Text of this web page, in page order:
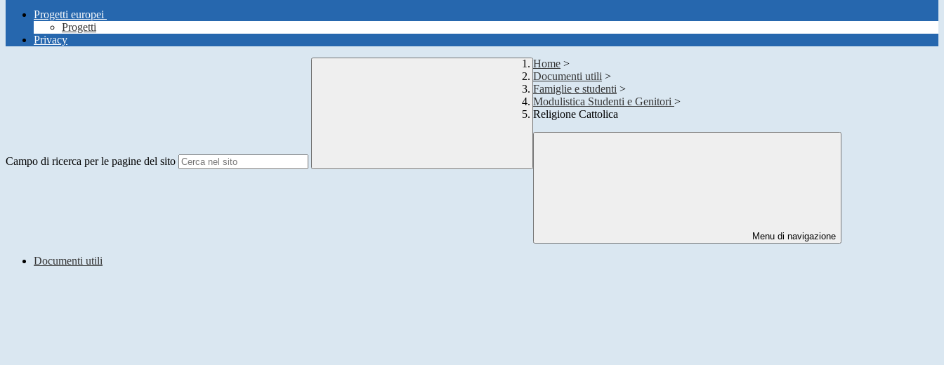
Progetti europei
Progetti
Privacy
Campo di ricerca per le pagine del sito
Home >
Documenti utili >
Famiglie e studenti >
Modulistica Studenti e Genitori >
Religione Cattolica
Menu di navigazione
Documenti utili